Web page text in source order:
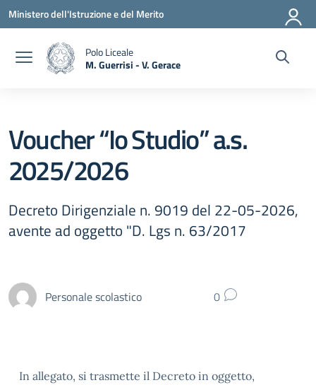
Vai ai contenuti
Vai al menu di navigazione
Vai al footer
Ministero dell'Istruzione e del Merito
Polo Liceale
M. Guerrisi - V. Gerace
Voucher “Io Studio” a.s.
2025/2026
Decreto Dirigenziale n. 9019 del 22-05-2026,
avente ad oggetto "D. Lgs n. 63/2017
Personale scolastico 0
In allegato, si trasmette il Decreto in oggetto,